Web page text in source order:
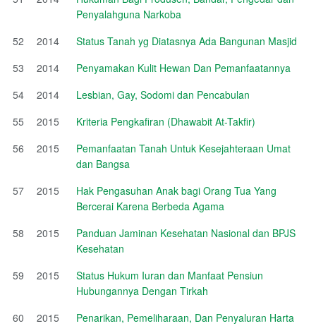
Penyalahguna Narkoba
52
2014
Status Tanah yg Diatasnya Ada Bangunan Masjid
53
2014
Penyamakan Kulit Hewan Dan Pemanfaatannya
54
2014
Lesbian, Gay, Sodomi dan Pencabulan
55
2015
Kriteria Pengkafiran (Dhawabit At-Takfir)
56
2015
Pemanfaatan Tanah Untuk Kesejahteraan Umat
dan Bangsa
57
2015
Hak Pengasuhan Anak bagi Orang Tua Yang
Bercerai Karena Berbeda Agama
58
2015
Panduan Jaminan Kesehatan Nasional dan BPJS
Kesehatan
59
2015
Status Hukum Iuran dan Manfaat Pensiun
Hubungannya Dengan Tirkah
60
2015
Penarikan, Pemeliharaan, Dan Penyaluran Harta